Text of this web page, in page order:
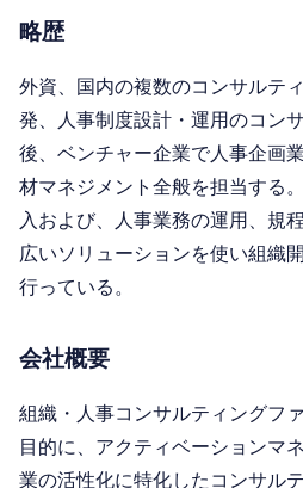
略歴
外資、国内の複数のコンサルテ
発、人事制度設計・運用のコン
後、ベンチャー企業で人事企画
材マネジメント全般を担当する
入および、人事業務の運用、規
広いソリューションを使い組織
行っている。
会社概要
組織・人事コンサルティングフ
目的に、アクティベーションマ
業の活性化に特化したコンサル